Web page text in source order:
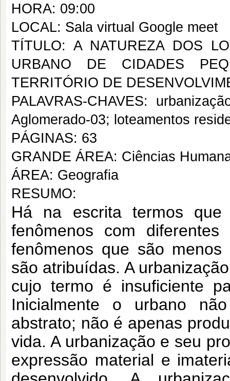
HORA: 09:00
LOCAL: Sala virtual Google meet
TÍTULO: A NATUREZA DOS
URBANO DE CIDADES
TERRITÓRIO DE
PALAVRAS-CHAVES:
Aglomerado-03; loteamentos
PÁGINAS: 63
GRANDE ÁREA: Ciências
ÁREA: Geografia
RESUMO:
Há na escrita termos que
fenômenos com
fenômenos que são
são atribuídas. A
cujo termo é insuficiente
Inicialmente o urbano
abstrato; não é apenas
vida. A urbanização e seu
expressão material e